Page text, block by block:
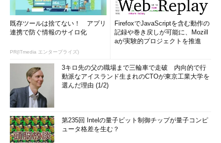
既存ツールは捨てない！ アプリ
連携で防ぐ情報のサイロ化
PR(ITmedia エンタープライズ)
FirefoxでJavaScriptを含む動作の
記録や巻き戻しが可能に、Mozill
aが実験的プロジェクトを推進
3キロ先の父の職場まで三輪車で走破 内向的で行
動派なアイスランド生まれのCTOが東京工業大学を
選んだ理由 (1/2)
第235回 Intelの量子ビット制御チップが量子コンピ
ュータ格差を生む？